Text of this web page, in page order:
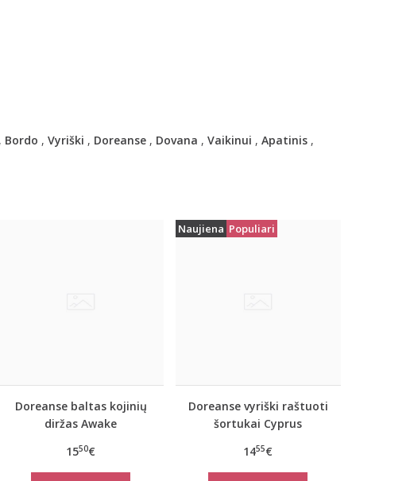
Bordo , Vyriški , Doreanse, Dovana , Vaikinui , Apatinis,
Doreanse baltas kojinių
diržas Awake
1550€
Naujiena Populiari
Doreanse vyriški raštuoti
šortukai Cyprus
1455€